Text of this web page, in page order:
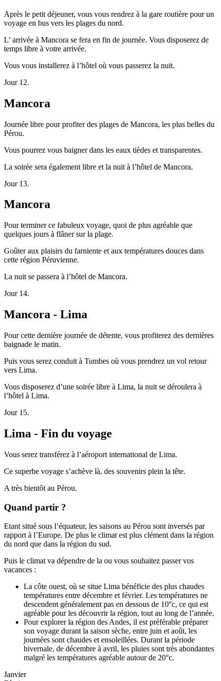
Après le petit déjeuner, vous vous rendrez à la gare routière pour un
voyage en bus vers les plages du nord.
L’ arrivée à Mancora se fera en fin de journée. Vous disposerez de
temps libre à votre arrivée.
Vous vous installerez à l’hôtel où vous passerez la nuit.
Jour 12.
Mancora
Journée libre pour profiter des plages de Mancora, les plus belles du
Pérou.
Vous pourrez vous baigner dans les eaux tièdes et transparentes.
La soirée sera également libre et la nuit à l’hôtel de Mancora.
Jour 13.
Mancora
Pour terminer ce fabuleux voyage, quoi de plus agréable que
quelques jours à flâner sur la plage.
Goûter aux plaisirs du farniente et aux températures douces dans
cette région Péruvienne.
La nuit se passera à l’hôtel de Mancora.
Jour 14.
Mancora - Lima
Pour cette dernière journée de détente, vous profiterez des dernières
baignade le matin.
Puis vous serez conduit à Tumbes où vous prendrez un vol retour
vers Lima.
Vous disposerez d’une soirée libre à Lima, la nuit se déroulera à
l’hôtel à Lima.
Jour 15.
Lima - Fin du voyage
Vous serez transférez à l’aéroport international de Lima.
Ce superbe voyage s’achève là, des souvenirs plein la tête.
A très bientôt au Pérou.
Quand partir ?
Etant situé sous l’équateur, les saisons au Pérou sont inversés par
rapport à l’Europe. De plus le climat est plus clément dans la région
du nord que dans la région du sud.
Puis le climat va dépendre de la ou vous souhaitez passer vos
vacances :
La côte ouest, où se situe Lima bénéficie des plus chaudes
températures entre décembre et février. Les températures ne
descendent généralement pas en dessous de 10°c, ce qui est
agréable pour les découvrir la région, tout au long de l’année.
Pour explorer la région des Andes, il est préférable préparer
son voyage durant la saison sèche, entre juin et août, les
journées sont chaudes et ensoleillées. Durant la période
hivernale, de décembre à avril, les pluies sont très abondantes
malgré les températures agréable autour de 20°c.
Janvier